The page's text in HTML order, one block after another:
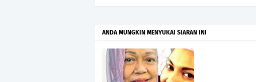
ANDA MUNGKIN MENYUKAI SIARAN INI